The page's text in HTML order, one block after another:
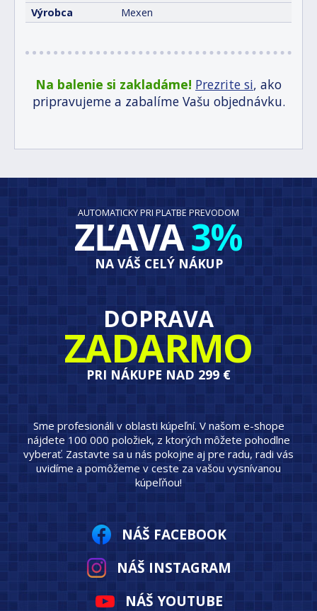
Výrobca
Mexen
Na balenie si zakladáme! Prezrite si, ako
pripravujeme a zabalíme Vašu objednávku.
AUTOMATICKY PRI PLATBE PREVODOM
ZĽAVA3%
NA VÁŠ CELÝ NÁKUP
DOPRAVA
ZADARMO
PRI NÁKUPE NAD 299 €
Sme profesionáli v oblasti kúpeľní. V našom e-shope
nájdete 100 000 položiek, z ktorých môžete pohodlne
vyberať. Zastavte sa u nás pokojne aj pre radu, radi vás
uvidíme a pomôžeme v ceste za vašou vysnívanou
kúpeľňou!
NÁŠ FACEBOOK
NÁŠ INSTAGRAM
NÁŠ YOUTUBE